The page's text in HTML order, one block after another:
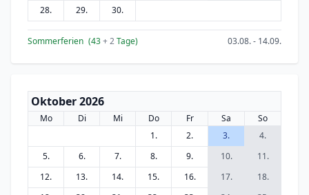
28.
29. 30.
Sommerferien (43+ 2Tage) 03.08. - 14.09.
Oktober 2026
Mo Di Mi Do Fr Sa
So
1.
2. 3.
4.
5.
6. 7. 8. 9. 10.
11.
12.
13. 14. 15. 16. 17.
18.